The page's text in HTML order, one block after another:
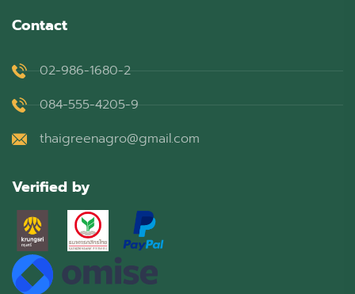
Contact
02-986-1680-2
084-555-4205-9
thaigreenagro@gmail.com
Verified by